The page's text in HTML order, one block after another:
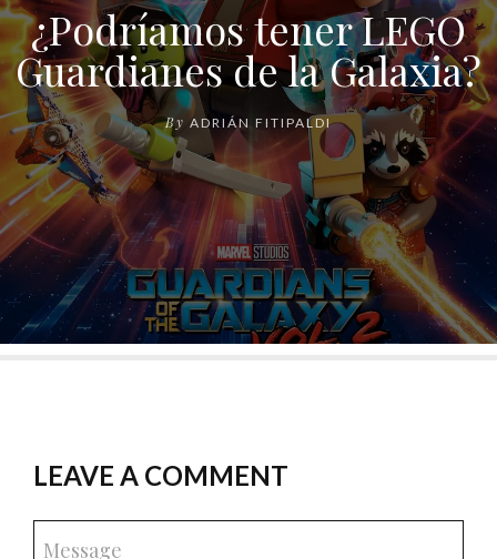
¿Podríamos tener LEGO
Guardianes de la Galaxia?
By ADRIÁN FITIPALDI
LEAVE A COMMENT